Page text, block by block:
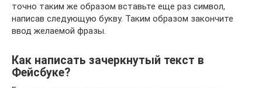
точно таким же образом вставьте еще раз символ,
написав следующую букву. Таким образом закончите
ввод желаемой фразы.
Как написать зачеркнутый текст в
Фейсбуке?